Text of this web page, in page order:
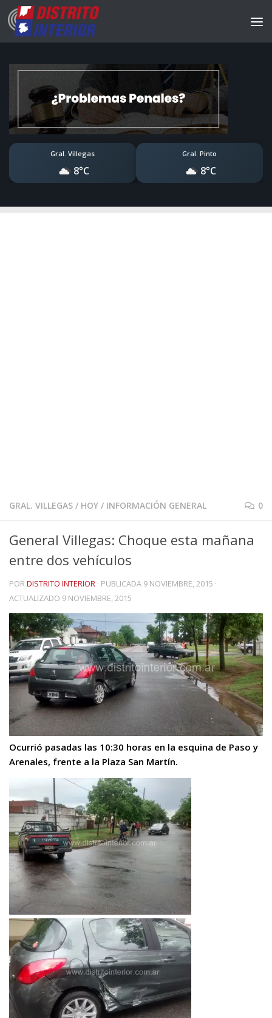
Gral. Villegas
8°C
Gral. Pinto
8°C
GRAL. VILLEGAS / HOY / INFORMACIÓN GENERAL 0
General Villegas: Choque esta mañana
entre dos vehículos
PORDISTRITO INTERIOR · PUBLICADA 9 NOVIEMBRE, 2015 ·
ACTUALIZADO 9 NOVIEMBRE, 2015
Ocurrió pasadas las 10:30 horas en la esquina de Paso y
Arenales, frente a la Plaza San Martín.